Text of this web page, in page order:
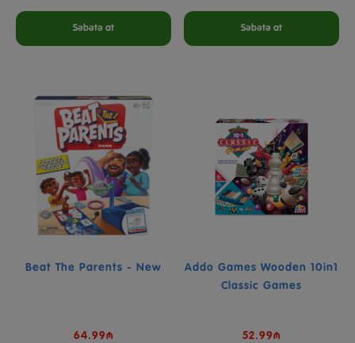
Səbətə at Səbətə at
Beat The Parents - New
64.99₼
Addo Games Wooden 10in1
Classic Games
52.99₼